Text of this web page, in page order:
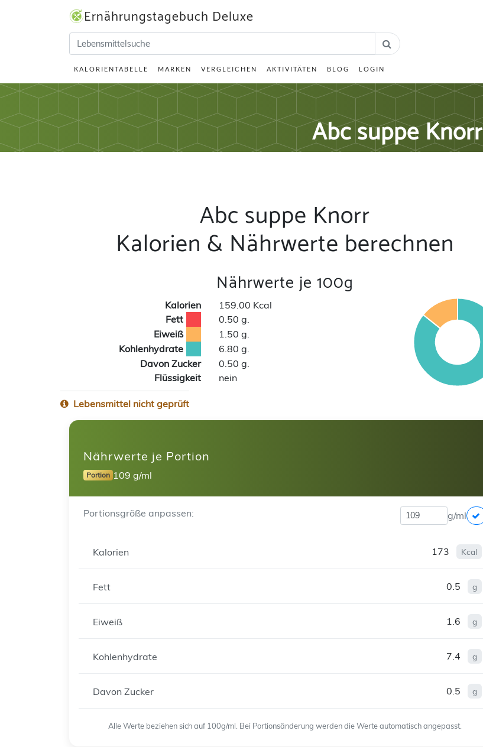
Ernährungstagebuch Deluxe
KALORIENTABELLE MARKEN VERGLEICHEN AKTIVITÄTEN BLOG LOGIN
Abc suppe Knorr
Abc suppe Knorr
Kalorien & Nährwerte berechnen
Nährwerte je 100g
Kalorien
159.00 Kcal
Fett
0.50 g.
Eiweiß
1.50 g.
Kohlenhydrate
6.80 g.
Davon Zucker
0.50 g.
Flüssigkeit
nein
Lebensmittel nicht geprüft
Nährwerte je Portion
Portion 109 g/ml
Portionsgröße anpassen: g/ml
Kalorien 173 Kcal
Fett 0.5 g
Eiweiß 1.6 g
Kohlenhydrate 7.4 g
Davon Zucker 0.5 g
Alle Werte beziehen sich auf 100g/ml. Bei Portionsänderung werden die Werte automatisch angepasst.